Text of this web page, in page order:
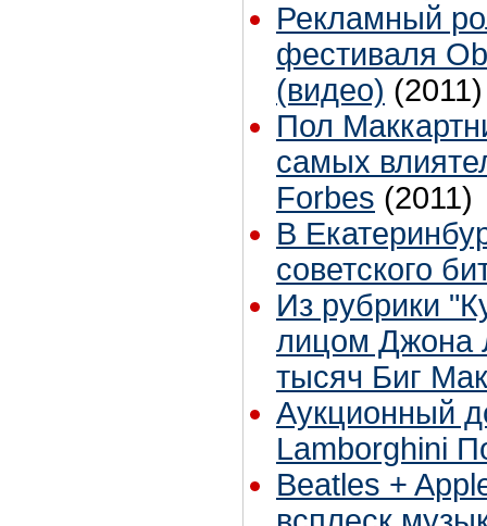
Рекламный
фестиваля
(видео) (2011)
Пол
самых
Forbes (2011)
В
советского
Из рубрики
лицом Джона
тысяч Биг
Аукционный
Lamborghini
Beatles +